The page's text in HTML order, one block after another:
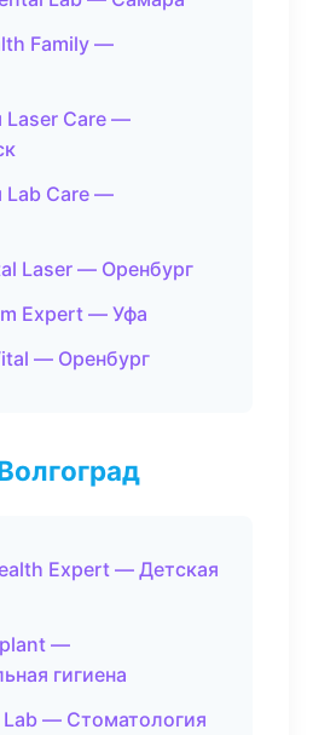
Family —
Laser Care —
Lab Care —
Laser — Оренбург
Expert — Уфа
— Оренбург
Expert — Детская
—
гигиена
Lab — Стоматология